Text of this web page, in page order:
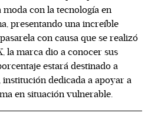
moda con la tecnología en
presentando una increíble
con causa que se realizó
la marca dio a conocer sus
estará destinado a
dedicada a apoyar a
en situación vulnerable.